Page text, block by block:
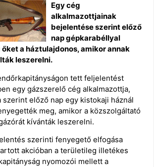
Egy cég
alkalmazottjainak
bejelentése szerint előző
nap gépkarabéllyal
a háztulajdonos, amikor annak
leszerelni.
tett feljelentést
egy gázszerelő cég alkalmazottja,
szerint előző nap egy kistokaji háznál
meg, amikor a közszolgáltató
kívánták leszerelni.
szerinti fenyegető elfogása
akcióban a területileg illetékes
nyomozói mellett a